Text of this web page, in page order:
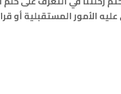
الأمور المستقبلية أو